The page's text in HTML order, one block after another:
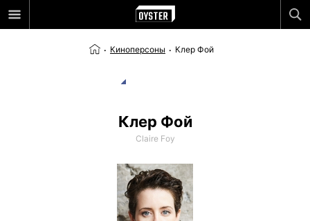
Киноперсоны Клер Фой
Клер Фой
Claire Foy